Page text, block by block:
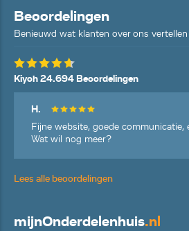
Beoordelingen
Benieuwd wat klanten over ons vertellen
Kiyoh 24.694 Beoordelingen
H.
Fijne website, goede communicatie,
Wat wil nog meer?
Lees alle beoordelingen
mijnOnderdelenhuis.nl